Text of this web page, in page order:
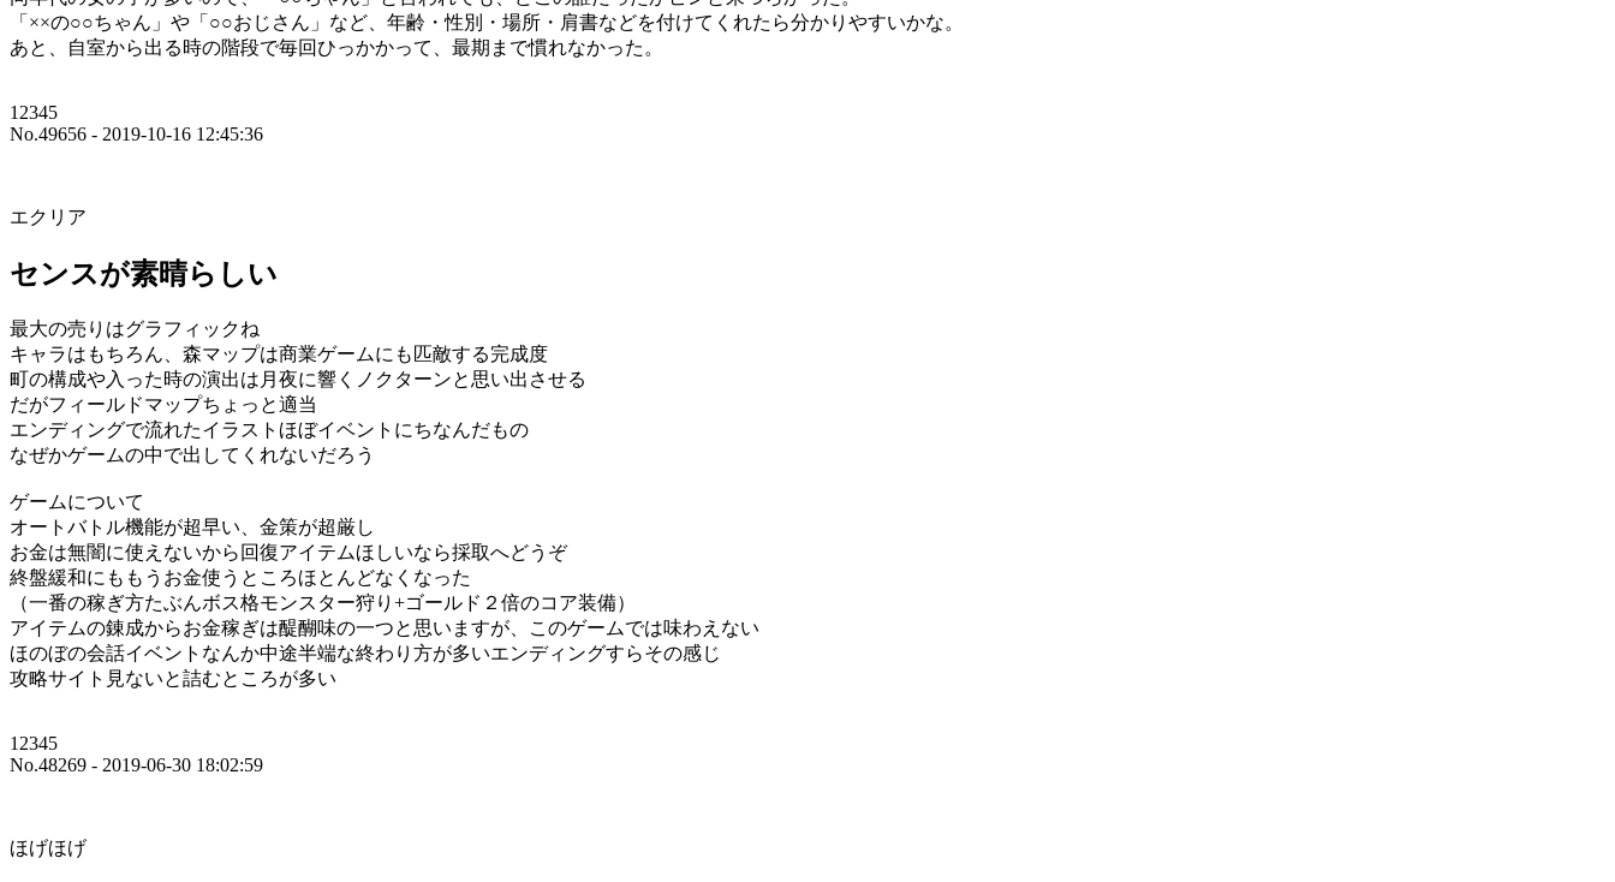
「××の○○ちゃん」や「○○おじさん」など、年齢・性別・場所・肩書などを付けてくれたら分かりやすいかな。
あと、自室から出る時の階段で毎回ひっかかって、最期まで慣れなかった。
12345
No.49656 - 2019-10-16 12:45:36
エクリア
センスが素晴らしい
最大の売りはグラフィックね
キャラはもちろん、森マップは商業ゲームにも匹敵する完成度
町の構成や入った時の演出は月夜に響くノクターンと思い出させる
だがフィールドマップちょっと適当
エンディングで流れたイラストほぼイベントにちなんだもの
なぜかゲームの中で出してくれないだろう
ゲームについて
オートバトル機能が超早い、金策が超厳し
お金は無闇に使えないから回復アイテムほしいなら採取へどうぞ
終盤緩和にももうお金使うところほとんどなくなった
（一番の稼ぎ方たぶんボス格モンスター狩り+ゴールド２倍のコア装備）
アイテムの錬成からお金稼ぎは醍醐味の一つと思いますが、このゲームでは味わえない
ほのぼの会話イベントなんか中途半端な終わり方が多いエンディングすらその感じ
攻略サイト見ないと詰むところが多い
12345
No.48269 - 2019-06-30 18:02:59
ほげほげ